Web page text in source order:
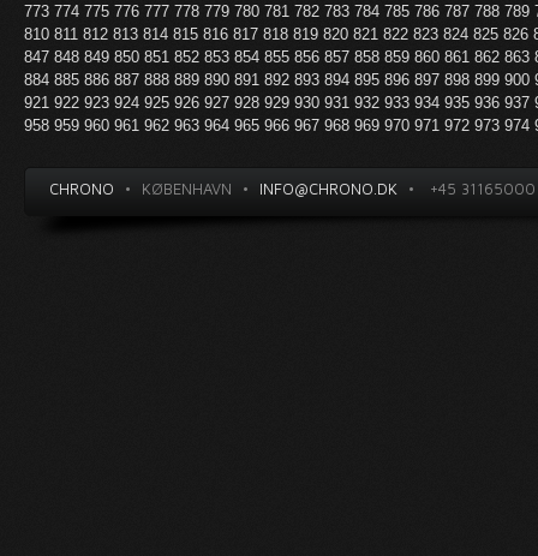
773 774 775 776 777 778 779 780 781 782 783 784 785 786 787 788 789
810 811 812 813 814 815 816 817 818 819 820 821 822 823 824 825 826
847 848 849 850 851 852 853 854 855 856 857 858 859 860 861 862 863
884 885 886 887 888 889 890 891 892 893 894 895 896 897 898 899 900
921 922 923 924 925 926 927 928 929 930 931 932 933 934 935 936 937
958 959 960 961 962 963 964 965 966 967 968 969 970 971 972 973 974
CHRONO • KØBENHAVN • INFO@CHRONO.DK • +45 31165000